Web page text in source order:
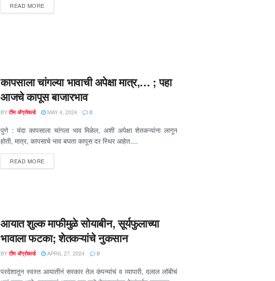
READ MOREDETAILS
कापसाला चांगल्या भावाची अपेक्षा मात्र,… ; पहा
आजचे कापूस बाजारभाव
BY टीम ॲग्रोवर्ल्ड MAY 4, 2024 0
पुणे : यंदा कापसाला चांगला भाव मिळेल, अशी अपेक्षा शेतकऱ्यांना लागून
होती, मात्र, कापसाचे भाव बघता कापूस दर स्थिर आहेत....
READ MOREDETAILS
आयात शुल्क माफीमुळे सोयाबीन, सूर्यफुलाच्या
भावाला फटका; शेतकऱ्यांचे नुकसान
BY टीम ॲग्रोवर्ल्ड APRIL 27, 2024 0
परदेशातून स्वस्त आयातीनं सरकार तेल कंपन्यांचं व व्यापारी, दलाल लॉबीचं